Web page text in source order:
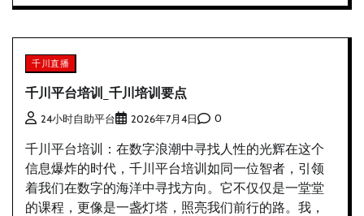
千川直播
千川平台培训_千川培训要点
24小时自助平台 2026年7月4日 0
千川平台培训：在数字浪潮中寻找人性的光辉在这个
信息爆炸的时代，千川平台培训如同一位智者，引领
着我们在数字的海洋中寻找方向。它不仅仅是一堂堂
的课程，更像是一盏灯塔，照亮我们前行的路。我，